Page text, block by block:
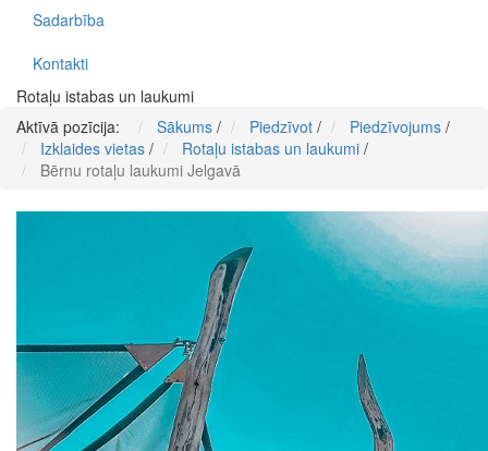
Sadarbība
Kontakti
Rotaļu istabas un laukumi
Aktīvā pozīcija:
Sākums / Piedzīvot / Piedzīvojums /
Izklaides vietas / Rotaļu istabas un laukumi /
Bērnu rotaļu laukumi Jelgavā